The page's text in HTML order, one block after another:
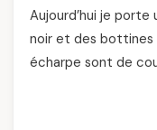
Aujourd’hui je
noir et des bottines
écharpe sont de